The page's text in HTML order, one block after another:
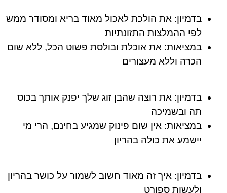
בדמיון: את הולכת לאכול מאוד בריא ומסודר ממש
לפי ההמלצות התזונתיות
במציאות: את אוכלת ובולסת פשוט הכל, ללא שום
הכרה וללא מעצורים
בדמיון: את רוצה שהבן זוג שלך יפנק אותך בכוס
תה ובשמיכה
במציאות: אין שום פינוק שמגיע בחינם, הרי מי
יישמע את כולה בהריון
בדמיון: איך זה מאוד חשוב לשמור על כושר בהריון
ולעשות ספורט